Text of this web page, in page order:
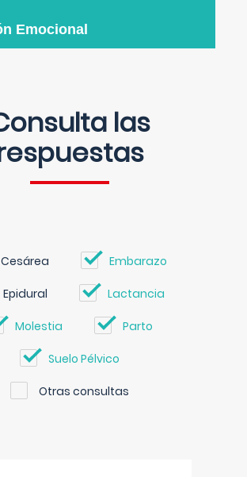
Emocional
las
Cesárea Embarazo
Epidural Lactancia
Molestia Parto
Suelo Pélvico
Otras consultas